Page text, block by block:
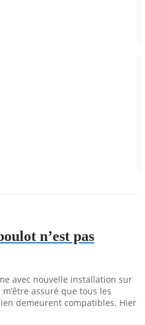
n’est pas
avec nouvelle installation sur
assuré que tous les
demeurent compatibles. Hier